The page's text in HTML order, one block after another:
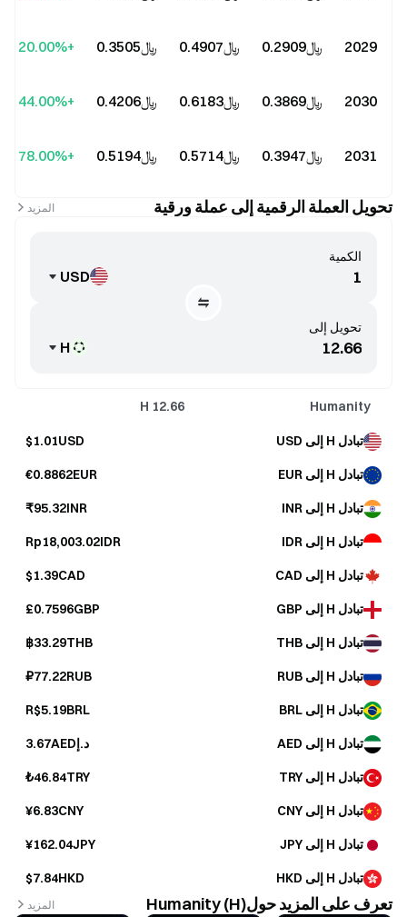
2029 ﷼‎0.2909 ﷼‎0.4907 ﷼‎0.3505 +20.00%
2030 ﷼‎0.3869 ﷼‎0.6183 ﷼‎0.4206 +44.00%
2031 ﷼‎0.3947 ﷼‎0.5714 ﷼‎0.5194 +78.00%
تحويل العملة الرقمية إلى عملة ورقية المزيد
تحويل إلى
H
الكمية
USD
Humanity
12.66
H
تبادل H إلى USD $1.01USD
تبادل H إلى EUR €0.8862EUR
تبادل H إلى INR ₹95.32INR
تبادل H إلى IDR Rp18,003.02IDR
تبادل H إلى CAD $1.39CAD
تبادل H إلى GBP £0.7596GBP
تبادل H إلى THB ฿33.29THB
تبادل H إلى RUB ₽77.22RUB
تبادل H إلى BRL R$5.19BRL
تبادل H إلى AED د.إ3.67AED
تبادل H إلى TRY ₺46.84TRY
تبادل H إلى CNY ¥6.83CNY
تبادل H إلى JPY ¥162.04JPY
تبادل H إلى HKD $7.84HKD
تعرف على المزيد حولHumanity (H) المزيد